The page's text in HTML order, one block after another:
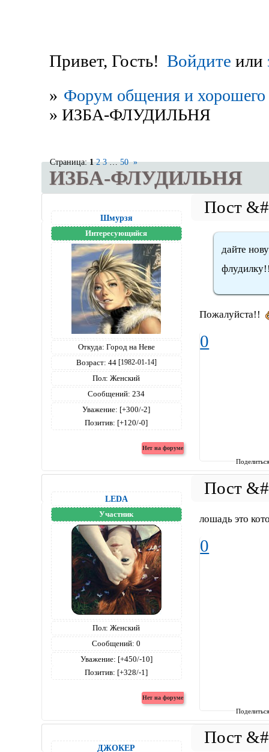
Привет, Гость! Войдите или
» Форум общения и хорошего
» ИЗБА-ФЛУДИЛЬНЯ
ИЗБА-ФЛУДИЛЬНЯ
Страница:1 2 3 … 50 »
Шмурзя
Интересующийся
Откуда: Город на Неве
Возраст: 44 [1982-01-14]
Пол: Женский
Сообщений: 234
Уважение: [+300/-2]
Позитив: [+120/-0]
дайте
Пожалуйста!!
0
LEDA
Участник
Пол: Женский
Сообщений: 0
Уважение: [+450/-10]
Позитив: [+328/-1]
лошадь это
0
ДЖОКЕР